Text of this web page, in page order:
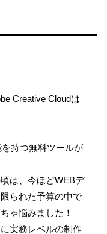
Creative Cloudは
持つ無料ツールが
は、今ほどWEBデ
られた予算の中で
ゃ悩みました！
実務レベルの制作